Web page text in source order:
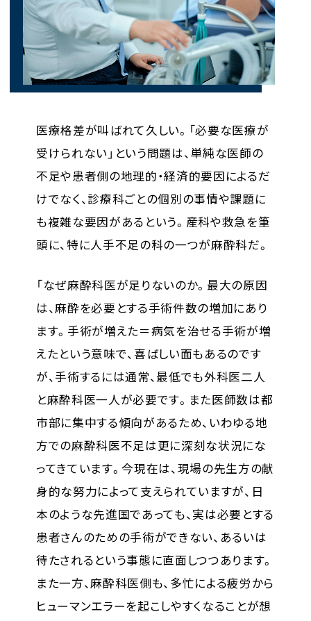
医療格差が叫ばれて久しい。「必要な医療が
受けられない」という問題は、単純な医師の
不足や患者側の地理的・経済的要因によるだ
けでなく、診療科ごとの個別の事情や課題に
も複雑な要因があるという。産科や救急を筆
頭に、特に人手不足の科の一つが麻酔科だ。
「なぜ麻酔科医が足りないのか。最大の原因
は、麻酔を必要とする手術件数の増加にあり
ます。手術が増えた＝病気を治せる手術が増
えたという意味で、喜ばしい面もあるのです
が、手術するには通常、最低でも外科医二人
と麻酔科医一人が必要です。また医師数は都
市部に集中する傾向があるため、いわゆる地
方での麻酔科医不足は更に深刻な状況にな
ってきています。今現在は、現場の先生方の献
身的な努力によって支えられていますが、日
本のような先進国であっても、実は必要とする
患者さんのための手術ができない、あるいは
待たされるという事態に直面しつつあります。
また一方、麻酔科医側も、多忙による疲労から
ヒューマンエラーを起こしやすくなることが想